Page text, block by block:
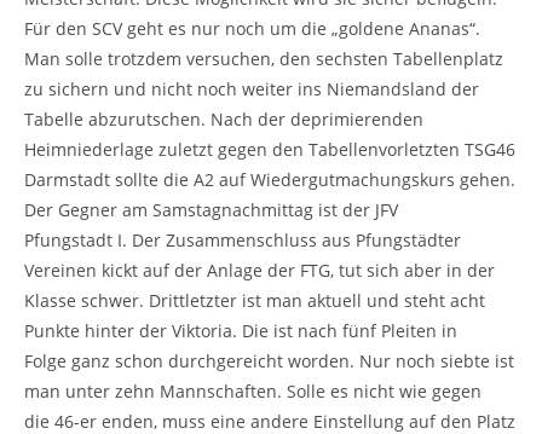
Für den SCV geht es nur noch um die „goldene Ananas“.
Man solle trotzdem versuchen, den sechsten Tabellenplatz
zu sichern und nicht noch weiter ins Niemandsland der
Tabelle abzurutschen. Nach der deprimierenden
Heimniederlage zuletzt gegen den Tabellenvorletzten TSG46
Darmstadt sollte die A2 auf Wiedergutmachungskurs gehen.
Der Gegner am Samstagnachmittag ist der JFV
Pfungstadt I. Der Zusammenschluss aus Pfungstädter
Vereinen kickt auf der Anlage der FTG, tut sich aber in der
Klasse schwer. Drittletzter ist man aktuell und steht acht
Punkte hinter der Viktoria. Die ist nach fünf Pleiten in
Folge ganz schon durchgereicht worden. Nur noch siebte ist
man unter zehn Mannschaften. Solle es nicht wie gegen
die 46-er enden, muss eine andere Einstellung auf den Platz